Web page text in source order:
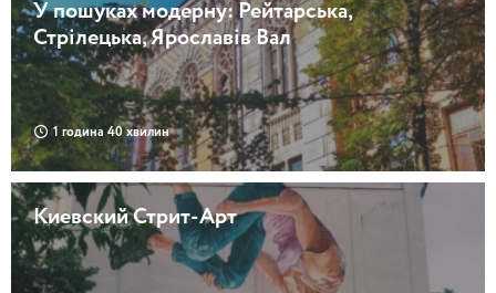
У пошуках модерну: Рейтарська,
Стрілецька, Ярославів Вал
1 година 40 хвилин
Киевский Стрит-Арт